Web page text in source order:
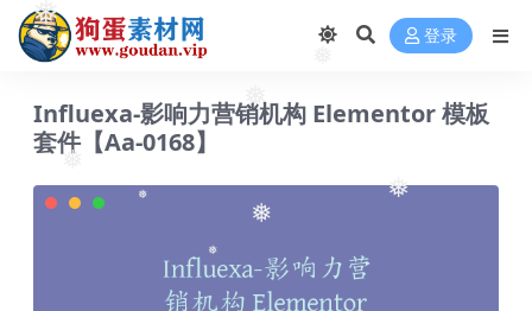
❅
❅
❅
❅ 登录
Influexa-影响力营销机构 Elementor 模板
套件【Aa-0168】